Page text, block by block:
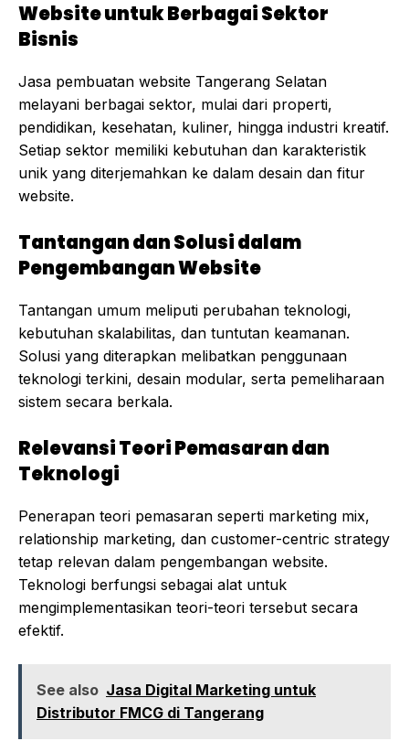
Website untuk Berbagai Sektor
Bisnis
Jasa pembuatan website Tangerang Selatan
melayani berbagai sektor, mulai dari properti,
pendidikan, kesehatan, kuliner, hingga industri kreatif.
Setiap sektor memiliki kebutuhan dan karakteristik
unik yang diterjemahkan ke dalam desain dan fitur
website.
Tantangan dan Solusi dalam
Pengembangan Website
Tantangan umum meliputi perubahan teknologi,
kebutuhan skalabilitas, dan tuntutan keamanan.
Solusi yang diterapkan melibatkan penggunaan
teknologi terkini, desain modular, serta pemeliharaan
sistem secara berkala.
Relevansi Teori Pemasaran dan
Teknologi
Penerapan teori pemasaran seperti marketing mix,
relationship marketing, dan customer-centric strategy
tetap relevan dalam pengembangan website.
Teknologi berfungsi sebagai alat untuk
mengimplementasikan teori-teori tersebut secara
efektif.
See also Jasa Digital Marketing untuk
Distributor FMCG di Tangerang